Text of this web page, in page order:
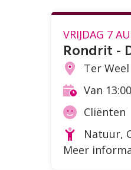
Rondrit -
VRIJDAG 7
Locatie
Ter
Tijd Van
Doelgroep
Cliënten
Soort
activiteit
Natuur,
Meer